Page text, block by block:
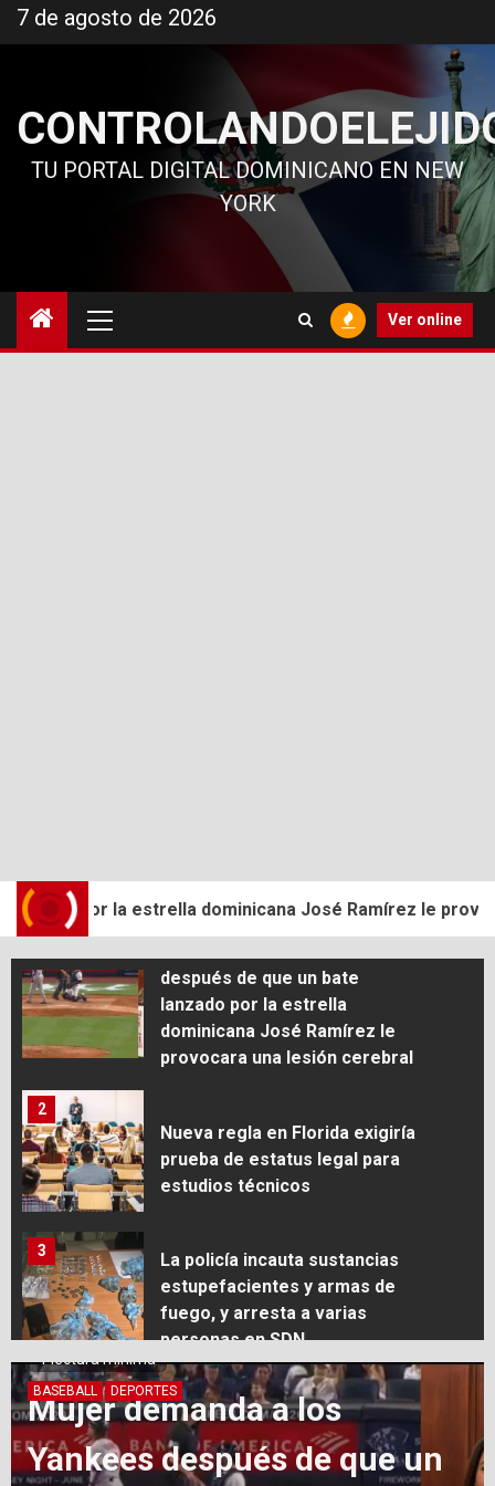
al
7 de agosto de 2026
TU PORTAL DIGITAL DOMINICANO EN NEW
YORK
principal
Ver online
dominicana José Ramírez le provocara una lesión
fuego
1
después de que un bate
lanzado por la estrella
dominicana José Ramírez le
provocara una lesión cerebral
2
Nueva regla en Florida exigiría
prueba de estatus legal para
estudios técnicos
3
La policía incauta sustancias
estupefacientes y armas de
fuego, y arresta a varias
personas en SDN
4
Un hombre falleció tras caer
del puente Juan Bosch; las
autoridades están
INTERNACIONALES